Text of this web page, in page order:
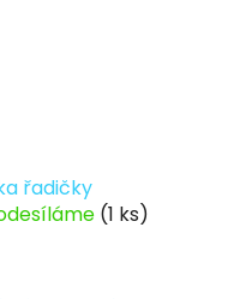
řadičky
(1 ks)